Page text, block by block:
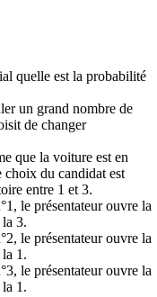
quelle est la probabilité
un grand nombre de
de changer
que la voiture est en
choix du candidat est
entre 1 et 3.
le présentateur ouvre la
3.
le présentateur ouvre la
1.
le présentateur ouvre la
1.